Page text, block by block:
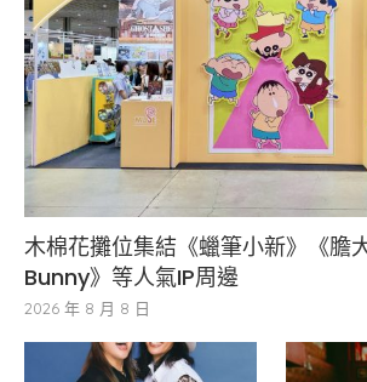
木棉花攤位集結《蠟筆小新》《膽
Bunny》等人氣IP周邊
2026 年 8 月 8 日